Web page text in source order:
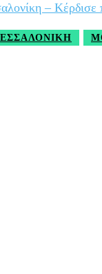
– Κέρδισε